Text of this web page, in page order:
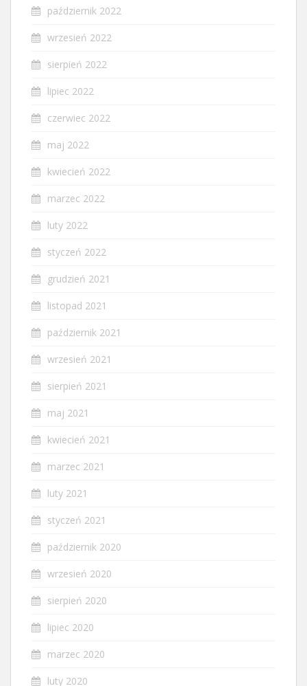
październik 2022
wrzesień 2022
sierpień 2022
lipiec 2022
czerwiec 2022
maj 2022
kwiecień 2022
marzec 2022
luty 2022
styczeń 2022
grudzień 2021
listopad 2021
październik 2021
wrzesień 2021
sierpień 2021
maj 2021
kwiecień 2021
marzec 2021
luty 2021
styczeń 2021
październik 2020
wrzesień 2020
sierpień 2020
lipiec 2020
marzec 2020
luty 2020